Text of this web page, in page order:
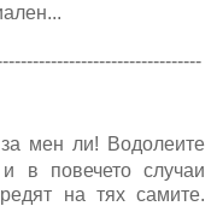
мен ли! Водолеите
в повечето случаи
на тях самите.